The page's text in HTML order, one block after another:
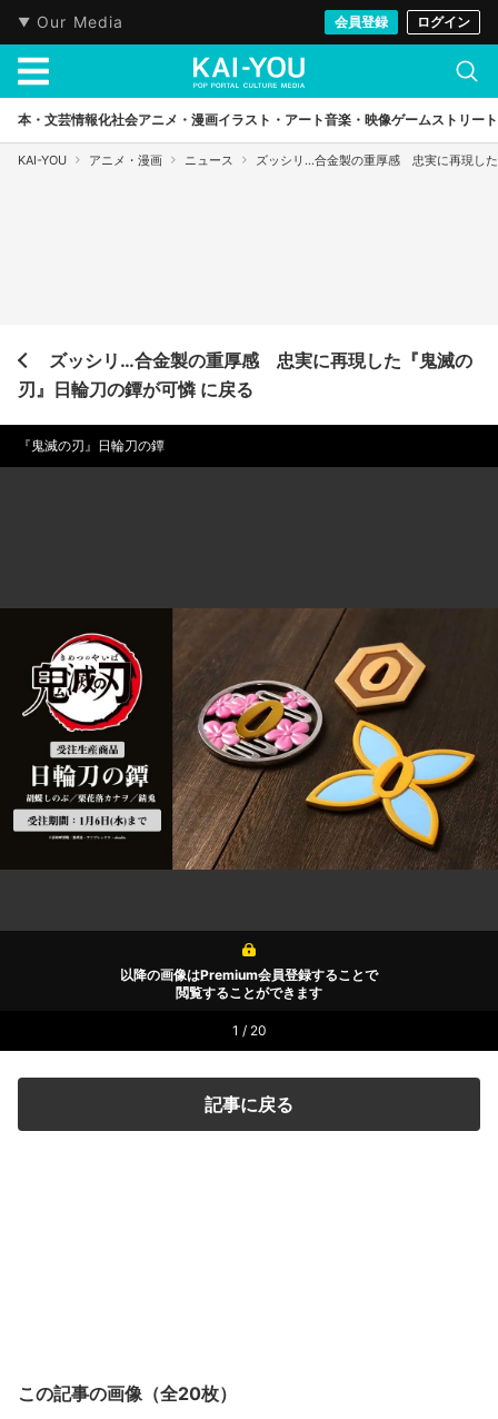
Our Media 会員登録 ログイン
本・文芸情報化社会アニメ・漫画イラスト・アート音楽・映像ゲームストリート
KAI-YOU アニメ・漫画 ニュース ズッシリ…合金製の重厚感 忠実に再現し
ズッシリ…合金製の重厚感 忠実に再現した『鬼滅の
刃』日輪刀の鐔が可憐 に戻る
『鬼滅の刃』日輪刀の鐔
以降の画像はPremium会員登録することで
閲覧することができます
1 / 20
記事に戻る
この記事の画像（全20枚）